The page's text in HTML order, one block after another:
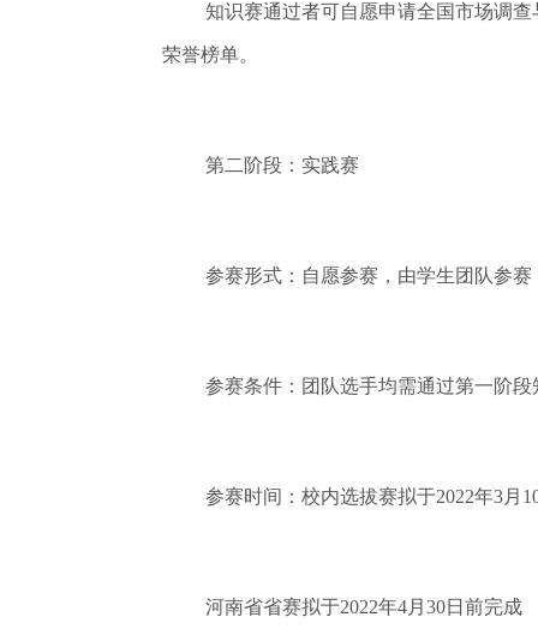
知识赛通过者可自愿申请全国市场调
荣誉榜单。
第二阶段：实践赛
参赛形式：自愿参赛，由学生团队参
参赛条件：团队选手均需通过第一阶段
参赛时间：校内选拔赛拟于2022年3月
河南省省赛拟于2022年4月30日前完成